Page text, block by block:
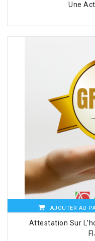
Une
AJOUTER AU
Attestation Sur